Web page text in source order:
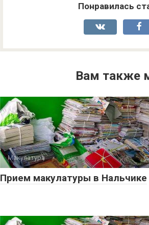
Понравилась
Вам также
Макулатура
Прием макулатуры в Нальчике